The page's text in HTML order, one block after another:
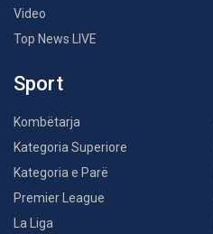
Video
Top News LIVE
Sport
Kombëtarja
Kategoria Superiore
Kategoria e Parë
Premier League
La Liga